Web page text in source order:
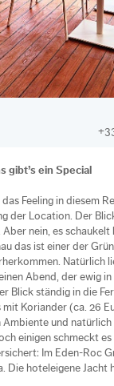
gibt’s ein Special
Feeling in diesem
der Location. Der
nein, es
das ist einer der
Natürlich
Abend, der ewig
Blick ständig in die
Koriander (ca. 26
und
einigen schmeckt
Im Eden-Roc
hoteleigene Jacht